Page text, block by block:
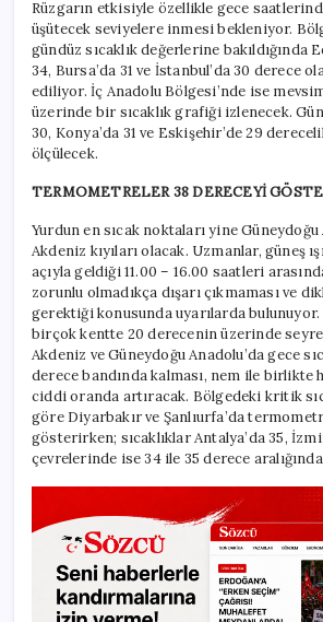
Rüzgarın etkisiyle özellikle gece
üşütecek seviyelere inmesi bekleniyor.
gündüz sıcaklık değerlerine bakıldığında
34, Bursa’da 31 ve İstanbul’da 30 derece
ediliyor. İç Anadolu Bölgesi’nde ise
üzerinde bir sıcaklık grafiği izlenecek.
30, Konya’da 31 ve Eskişehir’de 29
ölçülecek.
TERMOMETRELER 38 DERECEYİ
Yurdun en sıcak noktaları yine
Akdeniz kıyıları olacak. Uzmanlar, güneş
açıyla geldiği 11.00 – 16.00 saatleri
zorunlu olmadıkça dışarı çıkmaması ve
gerektiği konusunda uyarılarda bulunuyor.
birçok kentte 20 derecenin üzerinde
Akdeniz ve Güneydoğu Anadolu’da gece
derece bandında kalması, nem ile birlikte
ciddi oranda artıracak. Bölgedeki kritik
göre Diyarbakır ve Şanlıurfa’da
gösterirken; sıcaklıklar Antalya’da 35,
çevrelerinde ise 34 ile 35 derece